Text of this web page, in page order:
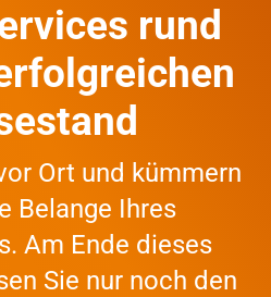
rund
Ort und kümmern
Belange Ihres
Am Ende dieses
Sie nur noch den